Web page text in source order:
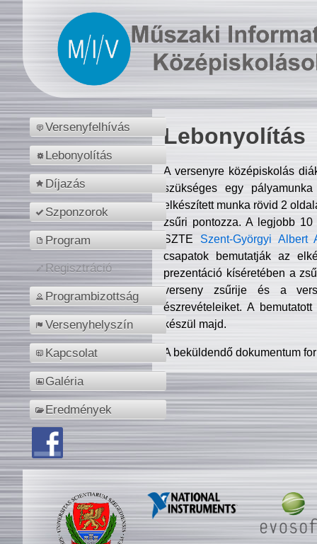
Versenyfelhívás
Lebonyolítás
Díjazás
Szponzorok
Program
Regisztráció
Programbizottság
Versenyhelyszín
Kapcsolat
Galéria
Eredmények
Lebonyolítás
A versenyre középiskolás
szükséges egy
elkészített munka rövid 2
zsűri pontozza. A legjobb
SZTE Szent-Györgyi Albert
csapatok bemutatják az
prezentáció kíséretében a
verseny zsűrije és a
észrevételeiket. A
készül majd.
A beküldendő dokumentum